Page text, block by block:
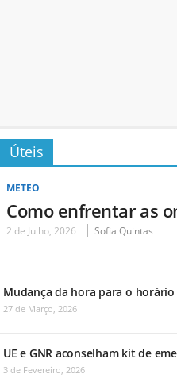
Úteis
METEO
Como enfrentar as
2 de Julho, 2026 Sofia Quintas
Mudança da hora para o horário
27 de Março, 2026
UE e GNR aconselham kit de
3 de Fevereiro, 2026